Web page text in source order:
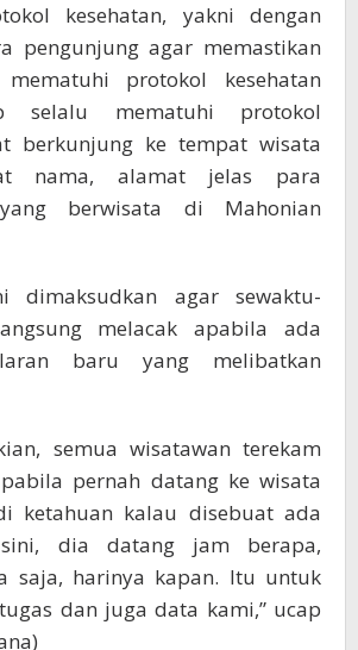
kesehatan, yakni dengan
pengunjung agar memastikan
protokol kesehatan
selalu mematuhi protokol
berkunjung ke tempat wisata
nama, alamat jelas para
berwisata di Mahonian
dimaksudkan agar sewaktu-
melacak apabila ada
baru yang melibatkan
semua wisatawan terekam
pernah datang ke wisata
ketahuan kalau disebuat ada
dia datang jam berapa,
saja, harinya kapan. Itu untuk
dan juga data kami,” ucap